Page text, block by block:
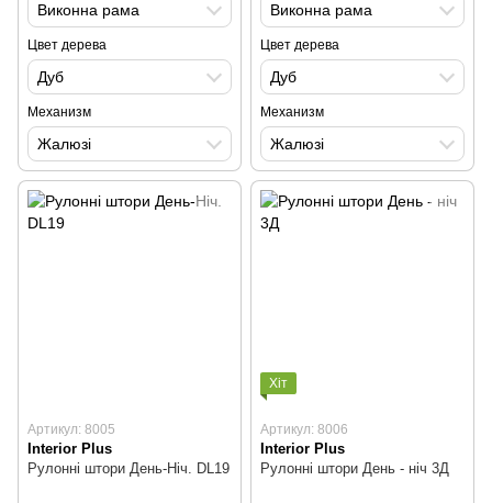
Виконна рама
Цвет дерева
Дуб
Механизм
Жалюзі
Виконна рама
Цвет дерева
Дуб
Механизм
Жалюзі
Артикул: 8005
Interior Plus
Рулонні штори День-Ніч. DL19
Хіт
Артикул: 8006
Interior Plus
Рулонні штори День - ніч 3Д